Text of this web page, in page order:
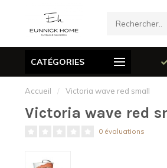
CATÉGORIES
le dimanche en juillet et août.
Accueil / Victoria wave red small
Victoria wave red
0 évaluations